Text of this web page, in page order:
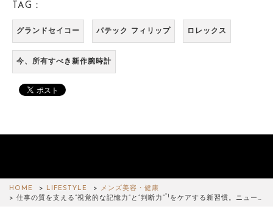
TAG：
グランドセイコー パテック フィリップ ロレックス
今、所有すべき新作腕時計
HOME LIFESTYLE
メンズ美容・健康
仕事の質を支える“視覚的な記憶力”と“判断力”*1 をケアする新習慣。ニュー…